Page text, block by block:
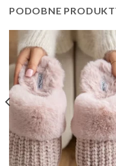
PODOBNE